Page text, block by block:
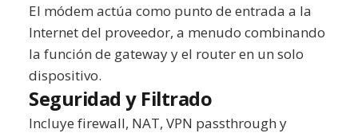
El módem actúa como punto de entrada a la
Internet del proveedor, a menudo combinando
la función de gateway y el router en un solo
dispositivo.
Seguridad y Filtrado
Incluye firewall, NAT, VPN passthrough y